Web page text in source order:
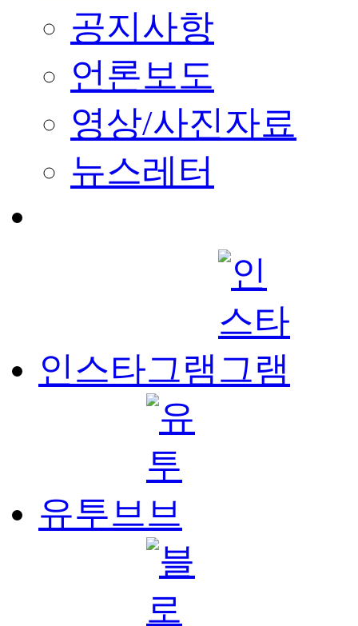
공지사항
언론보도
영상/사진자료
뉴스레터
인스타그램
유투브